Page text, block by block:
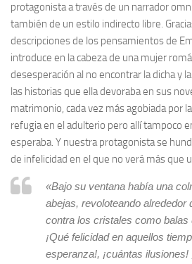
protagonista a través de un narrador
también de un estilo indirecto libre.
descripciones de los pensamientos de
introduce en la cabeza de una mujer
desesperación al no encontrar la dicha y
las historias que ella devoraba en sus
matrimonio, cada vez más agobiada por
refugia en el adulterio pero allí tampoco
esperaba. Y nuestra protagonista se
de infelicidad en el que no verá más que
«Bajo su ventana había una
abejas, revoloteando alrededor
contra los cristales como balas
¡Qué felicidad en aquellos
esperanza!, ¡cuántas ilusiones!